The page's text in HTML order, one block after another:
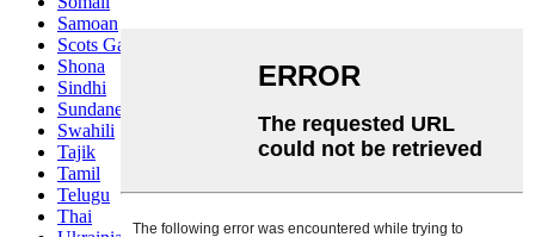
Samoan
Scots Gaelic
Shona
Sindhi
Sundanese
Swahili
Tajik
Tamil
Telugu
Thai